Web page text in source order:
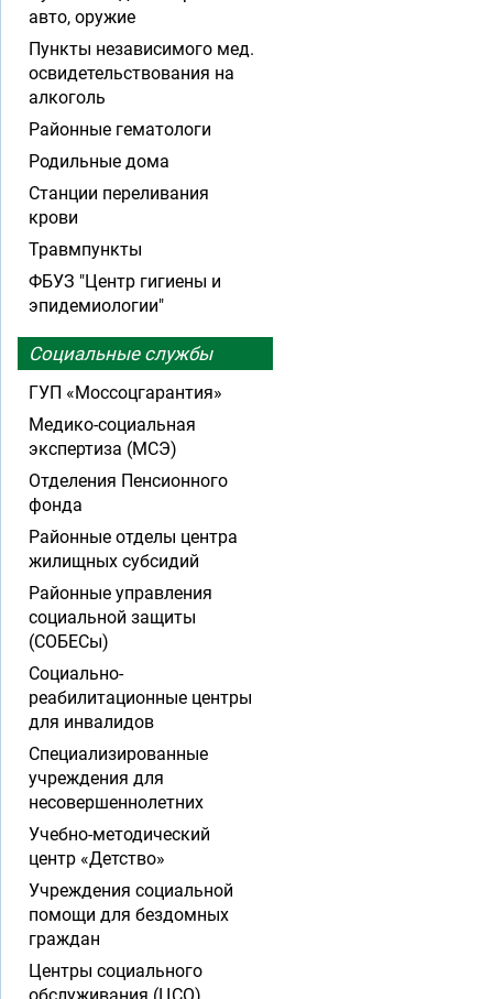
авто, оружие
Пункты независимого мед.
освидетельствования на
алкоголь
Районные гематологи
Родильные дома
Станции переливания
крови
Травмпункты
ФБУЗ "Центр гигиены и
эпидемиологии"
Социальные службы
ГУП «Моссоцгарантия»
Медико-социальная
экспертиза (МСЭ)
Отделения Пенсионного
фонда
Районные отделы центра
жилищных субсидий
Районные управления
социальной защиты
(СОБЕСы)
Социально-
реабилитационные центры
для инвалидов
Специализированные
учреждения для
несовершеннолетних
Учебно-методический
центр «Детство»
Учреждения социальной
помощи для бездомных
граждан
Центры социального